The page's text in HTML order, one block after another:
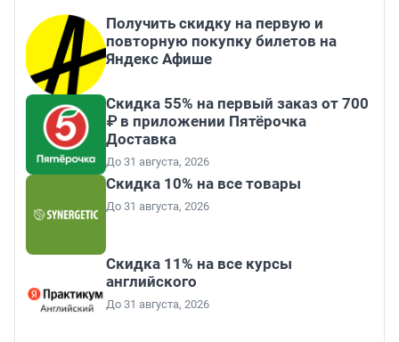
Получить скидку на первую и
повторную покупку билетов на
Яндекс Афише
Скидка 55% на первый заказ от 700
₽ в приложении Пятёрочка
Доставка
До 31 августа, 2026
Скидка 10% на все товары
До 31 августа, 2026
Скидка 11% на все курсы
английского
До 31 августа, 2026